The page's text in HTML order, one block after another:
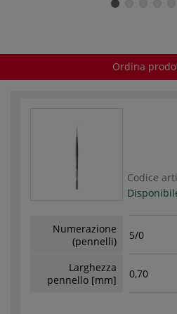
Ordina
Codice
Numerazione
(pennelli)
5/0
Larghezza
pennello [mm]
0,70